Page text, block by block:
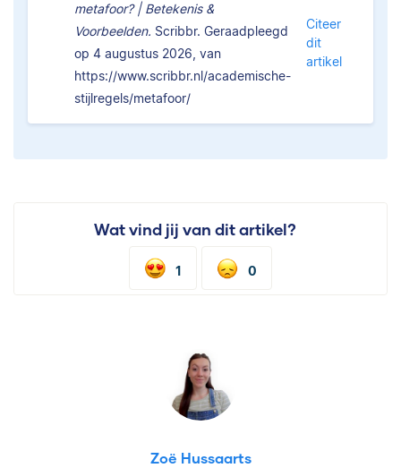
metafoor? | Betekenis &
Voorbeelden. Scribbr. Geraadpleegd
op 4 augustus 2026, van
https://www.scribbr.nl/academische-
stijlregels/metafoor/
Citeer
dit
artikel
Wat vind jij van dit artikel?
1 0
Zoë Hussaarts